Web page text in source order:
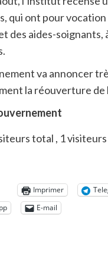
qui ont pour
des aides-soignants,
va annoncer
la réouverture de
total , 1
Imprimer
E-mail